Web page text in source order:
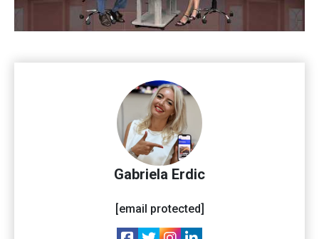
Gabriela Erdic
[email protected]